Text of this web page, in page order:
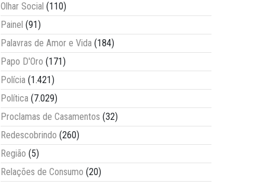
Olhar Social (110)
Painel (91)
Palavras de Amor e Vida (184)
Papo D'Oro (171)
Polícia (1.421)
Política (7.029)
Proclamas de Casamentos (32)
Redescobrindo (260)
Região (5)
Relações de Consumo (20)